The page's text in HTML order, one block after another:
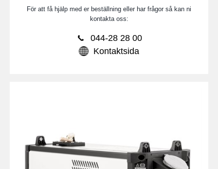
För att få hjälp med er beställning eller har frågor så kan ni
kontakta oss:
044-28 28 00
Kontaktsida